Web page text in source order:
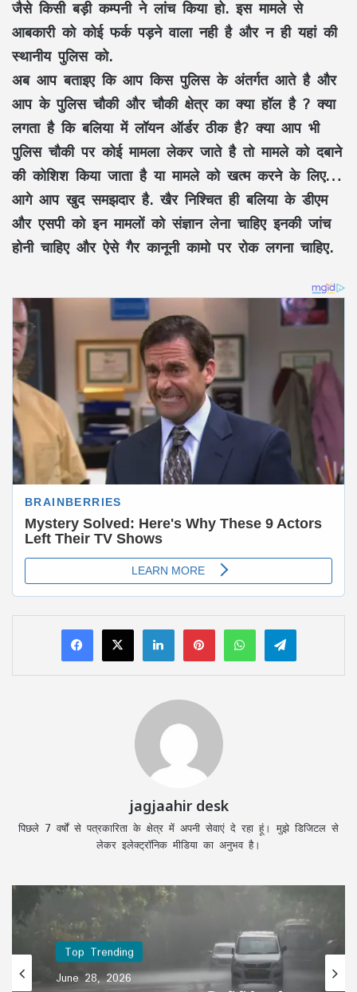
जैसे किसी बड़ी कम्पनी ने लांच किया हो. इस मामले से
आबकारी को कोई फर्क पड़ने वाला नही है और न ही यहां की
स्थानीय पुलिस को.
अब आप बताइए कि आप किस पुलिस के अंतर्गत आते है और
आप के पुलिस चौकी और चौकी क्षेत्र का क्या हॉल है ? क्या
लगता है कि बलिया में लॉयन ऑर्डर ठीक है? क्या आप भी
पुलिस चौकी पर कोई मामला लेकर जाते है तो मामले को दबाने
की कोशिश किया जाता है या मामले को खत्म करने के लिए…
आगे आप खुद समझदार है. खैर निश्चित ही बलिया के डीएम
और एसपी को इन मामलों को संज्ञान लेना चाहिए इनकी जांच
होनी चाहिए और ऐसे गैर कानूनी कामो पर रोक लगना चाहिए.
LinkedInPinterestWhatsAppTelegram
jagjaahir desk
पिछले 7 वर्षों से पत्रकारिता के क्षेत्र में अपनी सेवाएं दे रहा हूं। मुझे डिजिटल से
लेकर इलेक्ट्रॉनिक मीडिया का अनुभव है।
Top Trending
June 28, 2026